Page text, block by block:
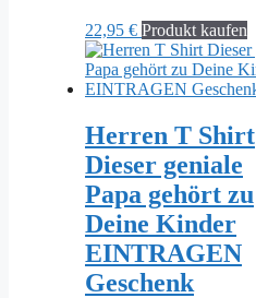
22,95 € Produkt kaufen
Herren T Shirt
Dieser geniale
Papa gehört zu
Deine Kinder
EINTRAGEN
Geschenk